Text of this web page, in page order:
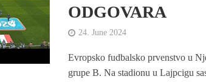
ODGOVARA
24. June 2024
Evropsko fudbalsko prvenstvo u
grupe B. Na stadionu u Lajpcigu